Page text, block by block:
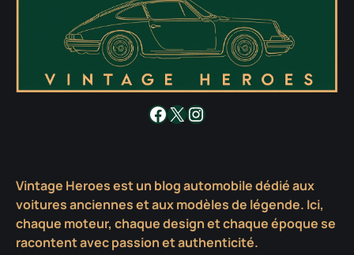
Facebook
X Instagram
Vintage Heroes est un blog automobile dédié aux
voitures anciennes et aux modèles de légende. Ici,
chaque moteur, chaque design et chaque époque se
racontent avec passion et authenticité.